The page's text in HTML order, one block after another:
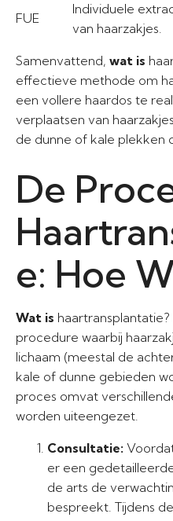
FUE
Individuele
van haarzakjes.
Samenvattend, wat is
effectieve methode om
een vollere haardos te
verplaatsen van
de dunne of kale plekken
De
e: Hoe
Wat is
procedure waarbij
lichaam (meestal de
kale of dunne gebieden
proces omvat
worden uiteengezet.
Consultatie:
er een
de arts de
bespreekt. Tijdens